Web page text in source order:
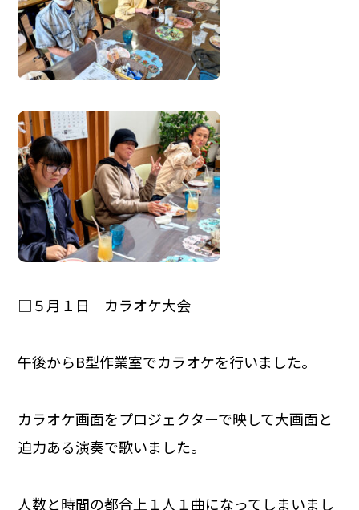
□５月１日 カラオケ大会
午後からB型作業室でカラオケを行いました。
カラオケ画面をプロジェクターで映して大画面と
迫力ある演奏で歌いました。
人数と時間の都合上１人１曲になってしまいまし